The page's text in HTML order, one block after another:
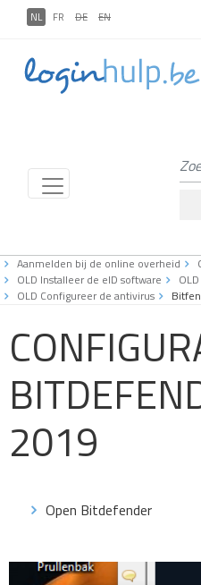
NL FR DE EN
Aanmelden bij de online overheid
OLD Installeer de eID software
OLD Configureer de antivirus
2019
Open Bitdefender